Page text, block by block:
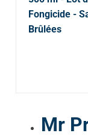
Fongicide -
Brûlées
Mr